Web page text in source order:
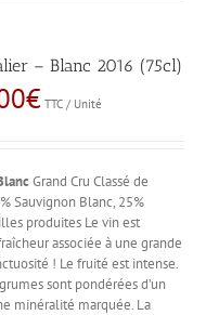
– Blanc 2016 (75cl)
€ TTC / Unité
Grand Cru Classé de
Sauvignon Blanc, 25%
produites Le vin est
associée à une grande
! Le fruité est intense.
sont pondérées d’un
minéralité marquée. La